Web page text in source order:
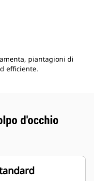
piantagioni di
efficiente.
d'occhio